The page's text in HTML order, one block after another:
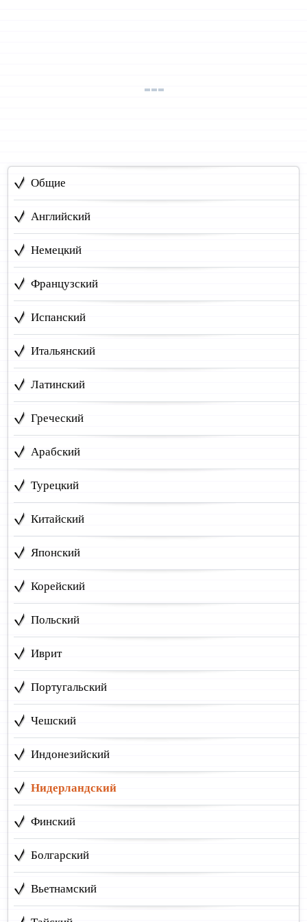
Общие
Английский
Немецкий
Французский
Испанский
Итальянский
Латинский
Греческий
Арабский
Турецкий
Китайский
Японский
Корейский
Польский
Иврит
Португальский
Чешский
Индонезийский
Нидерландский
Финский
Болгарский
Вьетнамский